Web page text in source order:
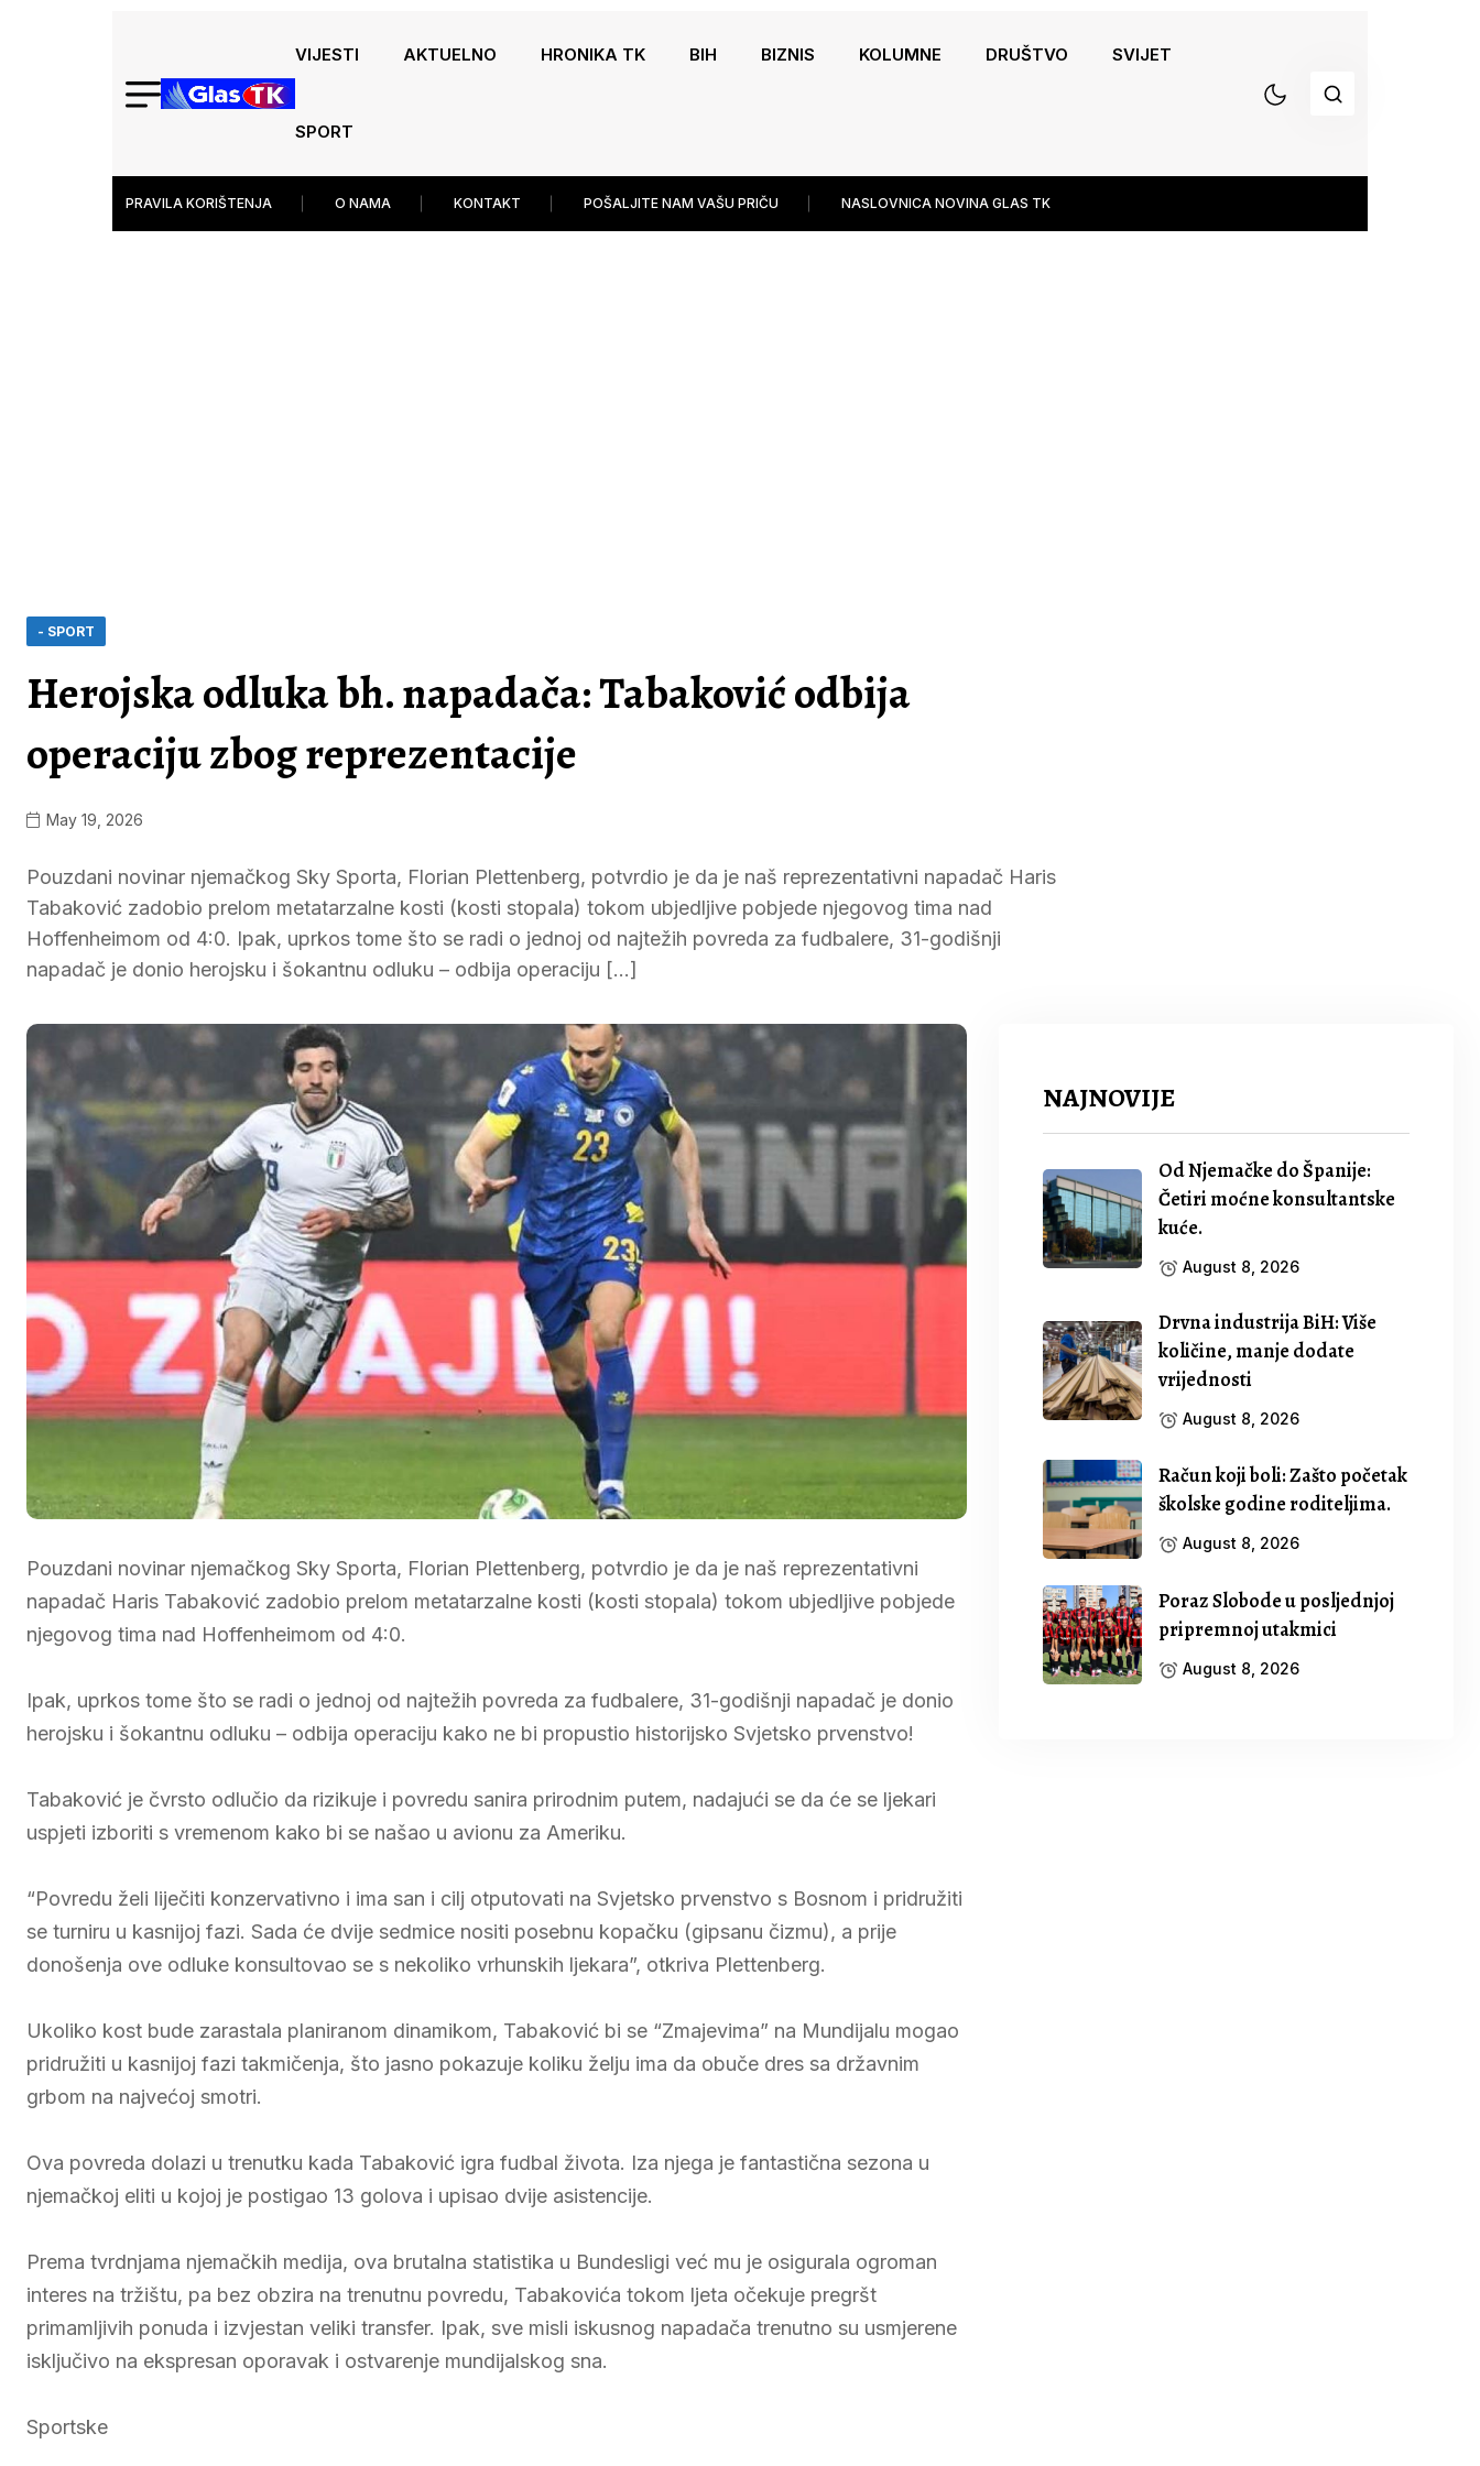
VIJESTI AKTUELNO HRONIKA TK BIH BIZNIS KOLUMNE DRUŠTVO SVIJET
SPORT
PRAVILA KORIŠTENJA O NAMA KONTAKT POŠALJITE NAM VAŠU PRIČU NASLOVNICA NOVINA GLAS TK
- SPORT
Herojska odluka bh. napadača: Tabaković odbija
operaciju zbog reprezentacije
May 19, 2026
Pouzdani novinar njemačkog Sky Sporta, Florian Plettenberg, potvrdio je da je naš reprezentativni napadač Haris
Tabaković zadobio prelom metatarzalne kosti (kosti stopala) tokom ubjedljive pobjede njegovog tima nad
Hoffenheimom od 4:0. Ipak, uprkos tome što se radi o jednoj od najtežih povreda za fudbalere, 31-godišnji
napadač je donio herojsku i šokantnu odluku – odbija operaciju […]
Pouzdani novinar njemačkog Sky Sporta, Florian Plettenberg, potvrdio je da je naš reprezentativni
napadač Haris Tabaković zadobio prelom metatarzalne kosti (kosti stopala) tokom ubjedljive pobjede
njegovog tima nad Hoffenheimom od 4:0.
Ipak, uprkos tome što se radi o jednoj od najtežih povreda za fudbalere, 31-godišnji napadač je donio
herojsku i šokantnu odluku – odbija operaciju kako ne bi propustio historijsko Svjetsko prvenstvo!
Tabaković je čvrsto odlučio da rizikuje i povredu sanira prirodnim putem, nadajući se da će se ljekari
uspjeti izboriti s vremenom kako bi se našao u avionu za Ameriku.
“Povredu želi liječiti konzervativno i ima san i cilj otputovati na Svjetsko prvenstvo s Bosnom i pridružiti
se turniru u kasnijoj fazi. Sada će dvije sedmice nositi posebnu kopačku (gipsanu čizmu), a prije
donošenja ove odluke konsultovao se s nekoliko vrhunskih ljekara”, otkriva Plettenberg.
Ukoliko kost bude zarastala planiranom dinamikom, Tabaković bi se “Zmajevima” na Mundijalu mogao
pridružiti u kasnijoj fazi takmičenja, što jasno pokazuje koliku želju ima da obuče dres sa državnim
grbom na najvećoj smotri.
Ova povreda dolazi u trenutku kada Tabaković igra fudbal života. Iza njega je fantastična sezona u
njemačkoj eliti u kojoj je postigao 13 golova i upisao dvije asistencije.
Prema tvrdnjama njemačkih medija, ova brutalna statistika u Bundesligi već mu je osigurala ogroman
interes na tržištu, pa bez obzira na trenutnu povredu, Tabakovića tokom ljeta očekuje pregršt
primamljivih ponuda i izvjestan veliki transfer. Ipak, sve misli iskusnog napadača trenutno su usmjerene
isključivo na ekspresan oporavak i ostvarenje mundijalskog sna.
Sportske
NAJNOVIJE
Od Njemačke do Španije:
Četiri moćne konsultantske
kuće.
August 8, 2026
Drvna industrija BiH: Više
količine, manje dodate
vrijednosti
August 8, 2026
Račun koji boli: Zašto početak
školske godine roditeljima.
August 8, 2026
Poraz Slobode u posljednjoj
pripremnoj utakmici
August 8, 2026